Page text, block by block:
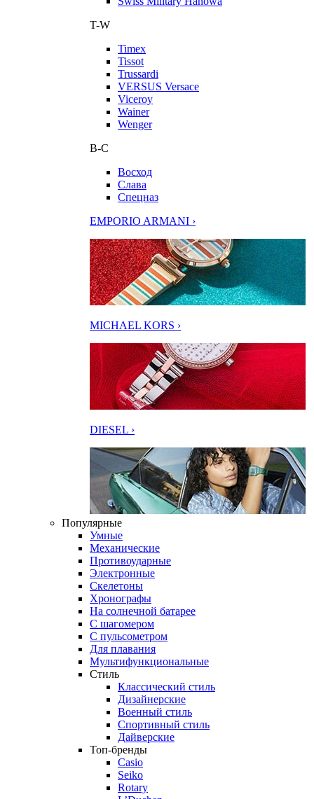
T-W
Timex
Tissot
Trussardi
VERSUS Versace
Viceroy
Wainer
Wenger
В-С
Восход
Слава
Спецназ
EMPORIO ARMANI ›
MICHAEL KORS ›
DIESEL ›
Популярные
Умные
Механические
Противоударные
Электронные
Скелетоны
Хронографы
На солнечной батарее
С шагомером
С пульсометром
Для плавания
Мультифункциональные
Стиль
Классический стиль
Дизайнерские
Военный стиль
Спортивный стиль
Дайверские
Топ-бренды
Casio
Seiko
Rotary